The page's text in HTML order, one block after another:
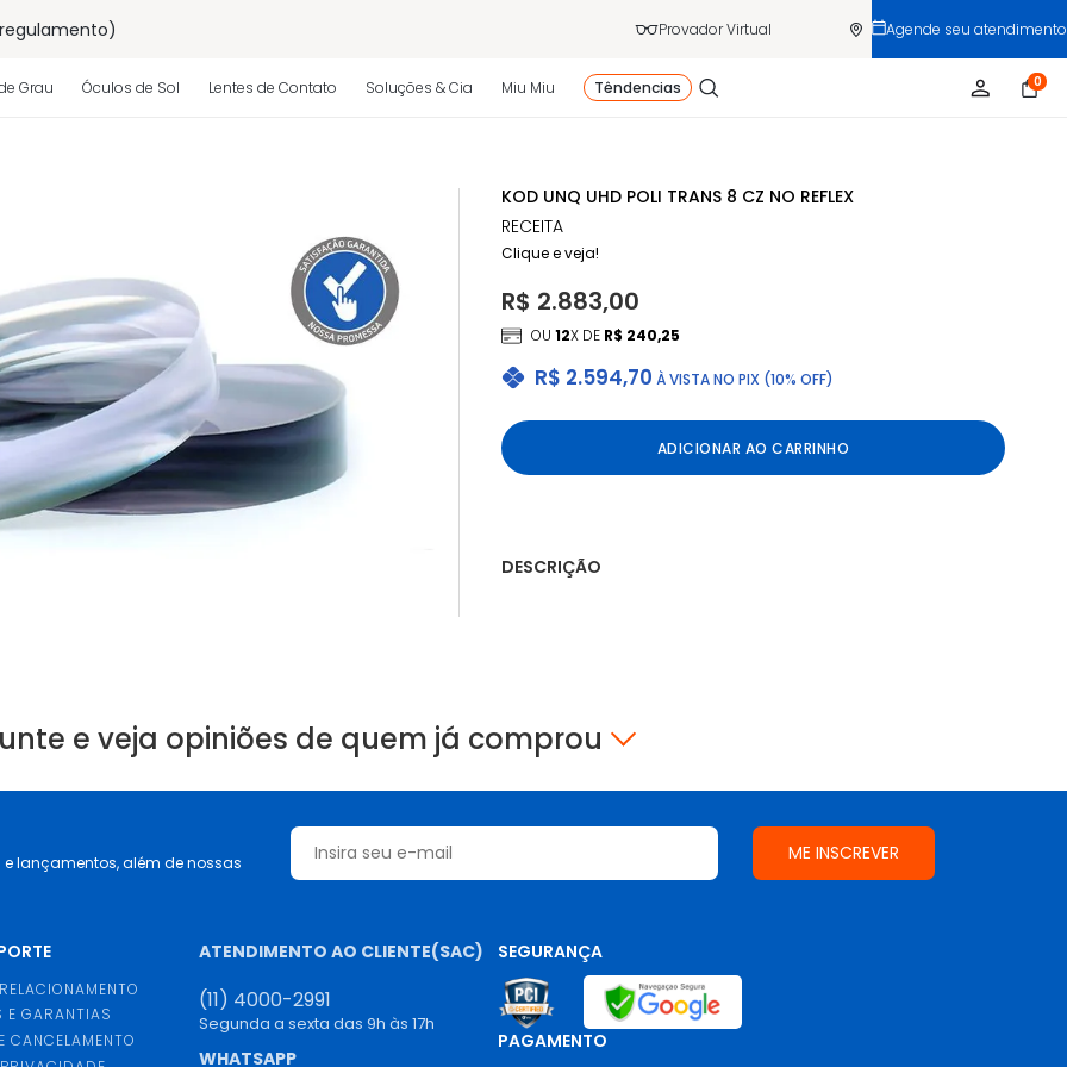
Provador Virtual Agende seu atendimento
Grau Óculos de Sol Lentes de Contato Soluções & Cia Miu Miu Têndencias 0
KOD UNQ UHD POLI TRANS 8 CZ NO REFLEX
RECEITA
Clique e veja!
R$ 2.594,70 À VISTA NO PIX (10% OFF)
R$ 2.883,00
OU12X DE R$ 240,25
ADICIONAR AO CARRINHO
DESCRIÇÃO
e veja opiniões de quem já comprou
lançamentos, além de nossas
E GARANTIAS
CANCELAMENTO
ATENDIMENTO AO CLIENTE(SAC)
(11) 4000-2991
Segunda a sexta das 9h às 17h
WHATSAPP
SEGURANÇA
PAGAMENTO